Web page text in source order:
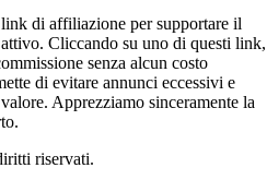
di affiliazione per supportare il
Cliccando su uno di questi link,
senza alcun costo
di evitare annunci eccessivi e
Apprezziamo sinceramente la
riservati.